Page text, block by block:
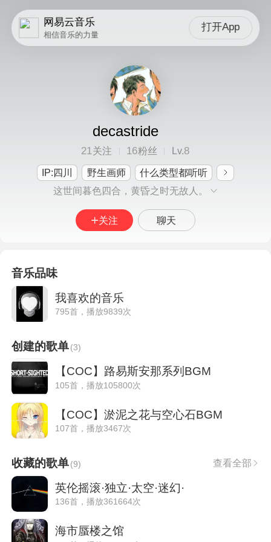
网易云音乐
相信音乐的力量
打开App
decastride
21关注 16粉丝 Lv.8
IP:四川 野生画师
什么类型都听听
这世间暮色四合，黄昏之时无故人。
关注 聊天
音乐品味
我喜欢的音乐
795首，播放9839次
创建的歌单(3)
【COC】路易斯安那系列BGM
105首，播放105800次
【COC】淤泥之花与空心石BGM
107首，播放3467次
收藏的歌单(9) 查看全部
英伦摇滚·独立·太空·迷幻·
136首，播放361664次
海市蜃楼之馆